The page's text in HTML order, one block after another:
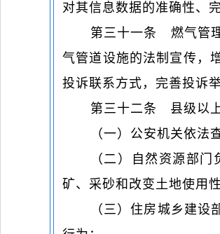
对其信息数据的准确性、
第三十一条 燃气管
气管道设施的法制宣传，
投诉联系方式，完善投诉
第三十二条 县级以
（一）公安机关依法
（二）自然资源部
矿、采砂和改变土地使用
（三）住房城乡建